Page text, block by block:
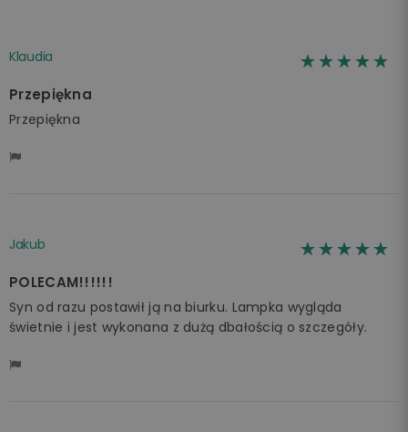
Klaudia ☆☆☆☆☆
★★★★★
Przepiękna
Przepiękna
Jakub ☆☆☆☆☆
★★★★★
POLECAM!!!!!!
Syn od razu postawił ją na biurku. Lampka wygląda
świetnie i jest wykonana z dużą dbałością o szczegóły.